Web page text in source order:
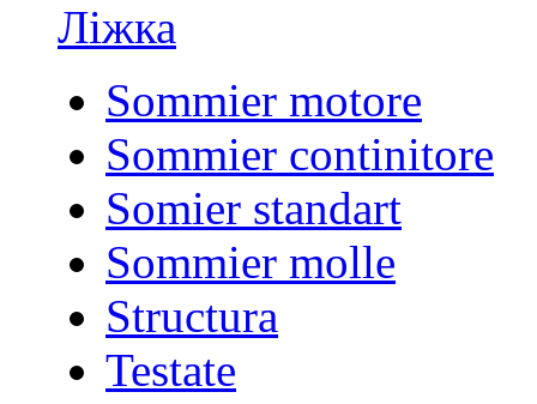
Ліжка
Sommier motore
Sommier continitore
Somier standart
Sommier molle
Structura
Testate